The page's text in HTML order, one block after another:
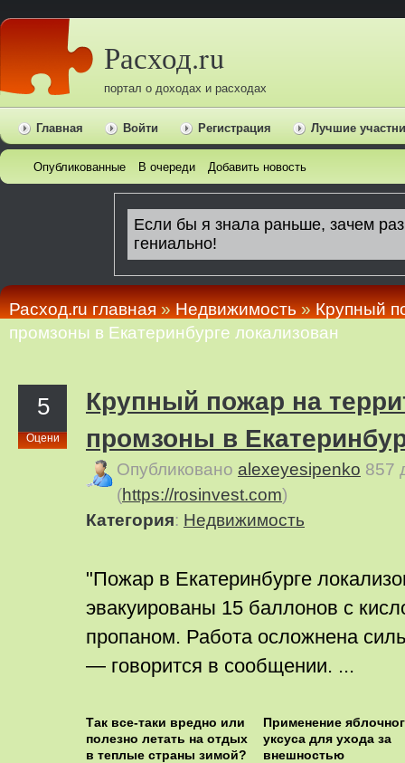
Расход.ru
портал о доходах и расходах
Главная Войти Регистрация Лучшие
Опубликованные В очереди Добавить новость
Расход.ru главная»Недвижимость»Крупный
промзоны в Екатеринбурге локализован
5
Оцени
Крупный пожар на
промзоны в
Опубликовано alexeyesipenko 857
(https://rosinvest.com)
Категория: Недвижимость
"Пожар в Екатеринбурге
эвакуированы 15 баллонов с
пропаном. Работа осложнена
— говорится в сообщении. ...
Так все-таки вредно или
полезно летать на отдых
в теплые страны зимой?
Применение
уксуса для ухода за
внешностью